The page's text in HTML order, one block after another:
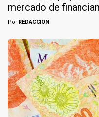
mercado de
Por REDACCION